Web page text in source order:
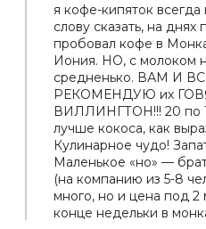
я кофе-кипяток
слову сказать, на
пробовал кофе в
Иония. НО, с молоком
средненько. ВАМ И
РЕКОМЕНДУЮ их
ВИЛЛИНГТОН!!! 20 по
лучше кокоса, как
Кулинарное чудо!
Маленькое «но» —
(на компанию из 5-8
много, но и цена под 2
конце недельки в